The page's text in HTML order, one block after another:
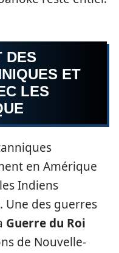
DES
ET
LES
en Amérique
Indiens
Une des guerres
Guerre du Roi
de Nouvelle-